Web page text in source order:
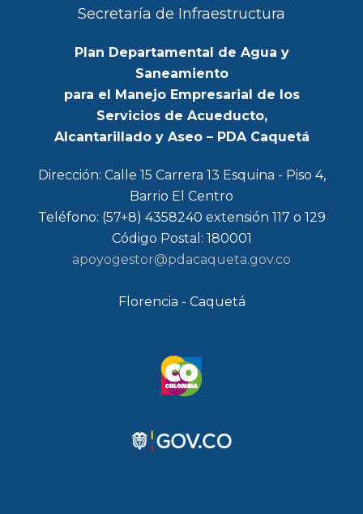
Secretaría de Infraestructura
Plan Departamental de Agua y
Saneamiento
para el Manejo Empresarial de los
Servicios de Acueducto,
Alcantarillado y Aseo – PDA Caquetá
Dirección: Calle 15 Carrera 13 Esquina - Piso 4,
Barrio El Centro
Teléfono: (57+8) 4358240 extensión 117 o 129
Código Postal: 180001
apoyogestor@pdacaqueta.gov.co
Florencia - Caquetá